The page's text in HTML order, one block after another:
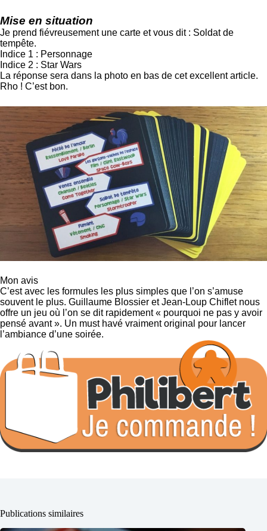
Mise en situation
Je prend fiévreusement une carte et vous dit : Soldat de
tempête.
Indice 1 : Personnage
Indice 2 : Star Wars
La réponse sera dans la photo en bas de cet excellent article.
Rho ! C’est bon.
Mon avis
C’est avec les formules les plus simples que l’on s’amuse
souvent le plus. Guillaume Blossier et Jean-Loup Chiflet nous
offre un jeu où l’on se dit rapidement « pourquoi ne pas y avoir
pensé avant ». Un must havé vraiment original pour lancer
l’ambiance d’une soirée.
Publications similaires